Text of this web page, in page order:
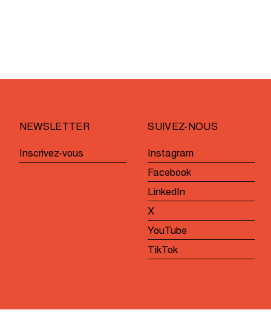
première
NEWSLETTER
Inscrivez-vous
SUIVEZ-NOUS
Instagram
Facebook
LinkedIn
X
YouTube
TikTok